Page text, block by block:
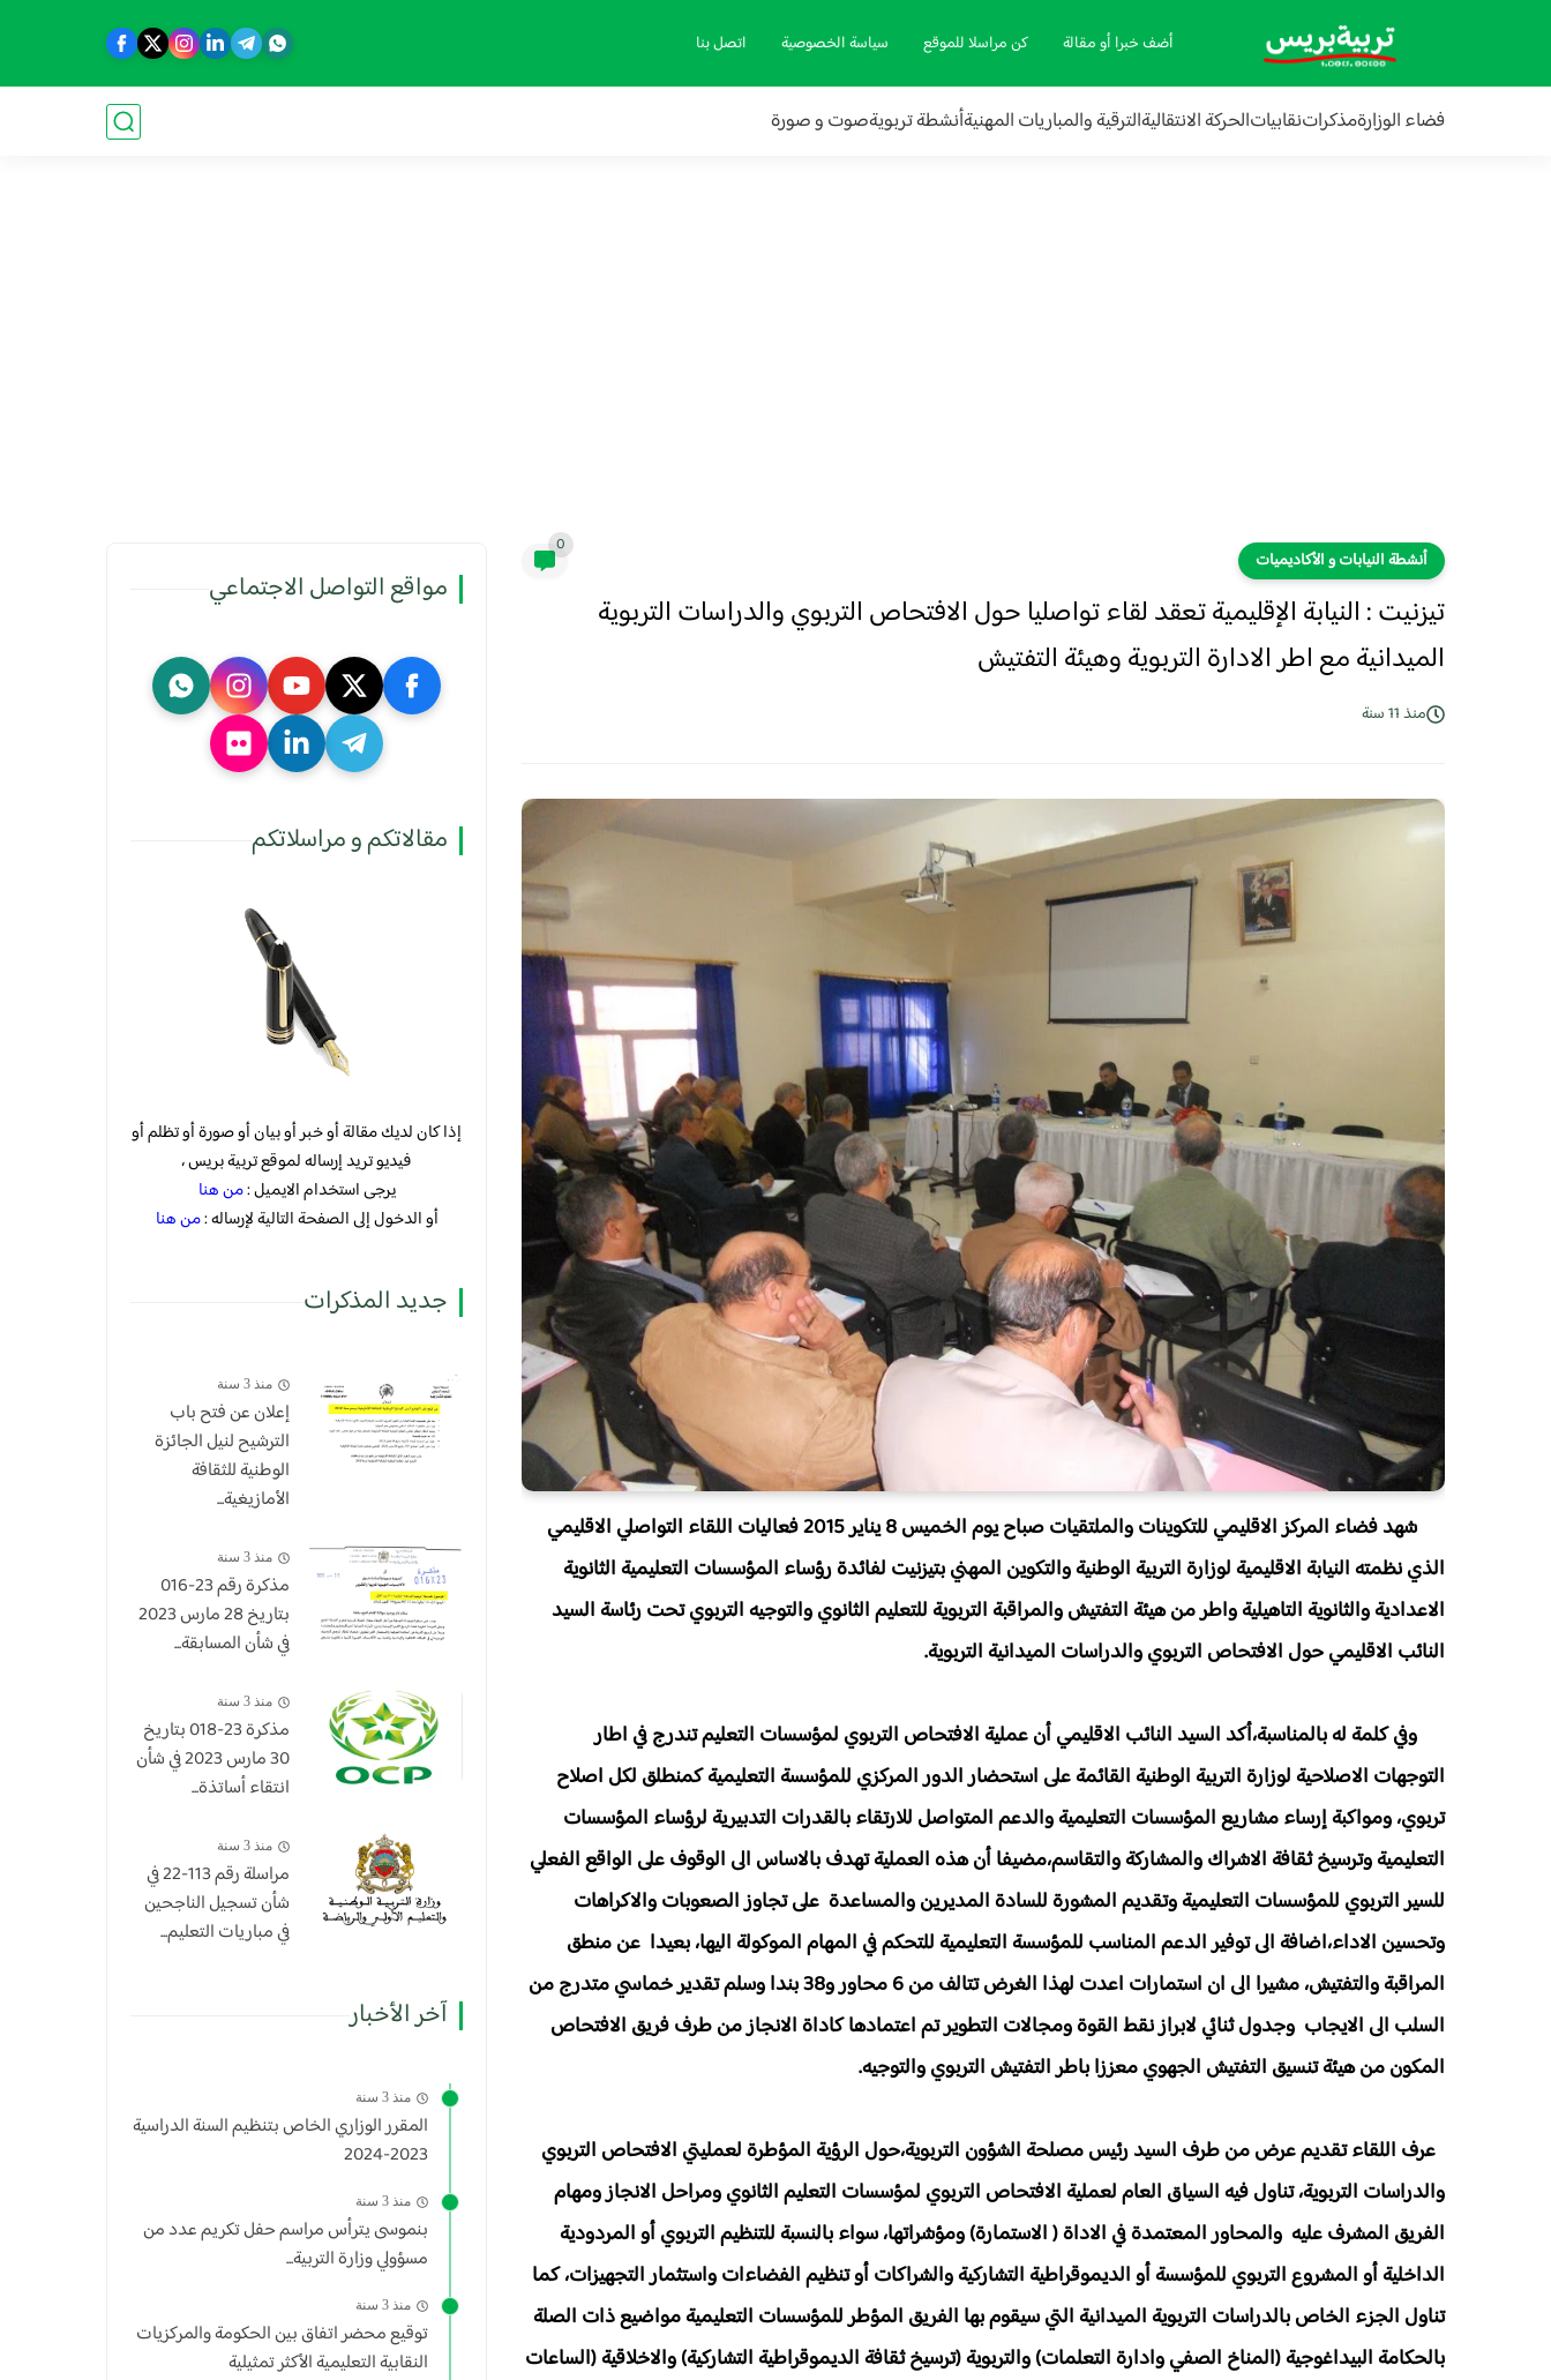
أضف خبرا أو مقالة كن مراسلا للموقع سياسة الخصوصية اتصل بنا
فضاء الوزارةمذكراتنقابياتالحركة الانتقاليةالترقية والمباريات المهنيةأنشطة تربويةصوت و صورة
أنشطة النيابات و الأكاديميات
0
تيزنيت : النيابة الإقليمية تعقد لقاء تواصليا حول الافتحاص التربوي والدراسات التربوية
الميدانية مع اطر الادارة التربوية وهيئة التفتيش
منذ 11 سنة
شهد فضاء المركز الاقليمي للتكوينات والملتقيات صباح يوم الخميس 8 يناير 2015 فعاليات اللقاء التواصلي الاقليمي
الذي نظمته النيابة الاقليمية لوزارة التربية الوطنية والتكوين المهني بتيزنيت لفائدة رؤساء المؤسسات التعليمية الثانوية
الاعدادية والثانوية التاهيلية واطر من هيئة التفتيش والمراقبة التربوية للتعليم الثانوي والتوجيه التربوي تحت رئاسة السيد
النائب الاقليمي حول الافتحاص التربوي والدراسات الميدانية التربوية.
وفي كلمة له بالمناسبة،أكد السيد النائب الاقليمي أن عملية الافتحاص التربوي لمؤسسات التعليم تندرج في اطار
التوجهات الاصلاحية لوزارة التربية الوطنية القائمة على استحضار الدور المركزي للمؤسسة التعليمية كمنطلق لكل اصلاح
تربوي، ومواكبة إرساء مشاريع المؤسسات التعليمية والدعم المتواصل للارتقاء بالقدرات التدبيرية لرؤساء المؤسسات
التعليمية وترسيخ ثقافة الاشراك والمشاركة والتقاسم،مضيفا أن هذه العملية تهدف بالاساس الى الوقوف على الواقع الفعلي
للسير التربوي للمؤسسات التعليمية وتقديم المشورة للسادة المديرين والمساعدة على تجاوز الصعوبات والاكراهات
وتحسين الاداء،اضافة الى توفير الدعم المناسب للمؤسسة التعليمية للتحكم في المهام الموكولة اليها، بعيدا عن منطق
المراقبة والتفتيش، مشيرا الى ان استمارات اعدت لهذا الغرض تتالف من 6 محاور و38 بندا وسلم تقدير خماسي متدرج من
السلب الى الايجاب وجدول ثنائي لابراز نقط القوة ومجالات التطوير تم اعتمادها كاداة الانجاز من طرف فريق الافتحاص
المكون من هيئة تنسيق التفتيش الجهوي معززا باطر التفتيش التربوي والتوجيه.
عرف اللقاء تقديم عرض من طرف السيد رئيس مصلحة الشؤون التربوية،حول الرؤية المؤطرة لعمليتي الافتحاص التربوي
والدراسات التربوية، تناول فيه السياق العام لعملية الافتحاص التربوي لمؤسسات التعليم الثانوي ومراحل الانجاز ومهام
الفريق المشرف عليه والمحاور المعتمدة في الاداة ( الاستمارة) ومؤشراتها، سواء بالنسبة للتنظيم التربوي أو المردودية
الداخلية أو المشروع التربوي للمؤسسة أو الديموقراطية التشاركية والشراكات أو تنظيم الفضاءات واستثمار التجهيزات، كما
تناول الجزء الخاص بالدراسات التربوية الميدانية التي سيقوم بها الفريق المؤطر للمؤسسات التعليمية مواضيع ذات الصلة
بالحكامة البيداغوجية (المناخ الصفي وادارة التعلمات) والتربوية (ترسيخ ثقافة الديموقراطية التشاركية) والاخلاقية (الساعات
مواقع التواصل الاجتماعي
مقالاتكم و مراسلاتكم
إذا كان لديك مقالة أو خبر أو بيان أو صورة أو تظلم أو
فيديو تريد إرساله لموقع تربية بريس ،
يرجى استخدام الايميل :من هنا
أو الدخول إلى الصفحة التالية لإرساله :من هنا
جديد المذكرات
منذ 3 سنة
إعلان عن فتح باب
الترشيح لنيل الجائزة
الوطنية للثقافة
الأمازيغية...
منذ 3 سنة
مذكرة رقم 23-016
بتاريخ 28 مارس 2023
في شأن المسابقة...
منذ 3 سنة
​مذكرة 23-018 بتاريخ
30 مارس 2023 في شأن
انتقاء أساتذة...
منذ 3 سنة
مراسلة رقم 113-22 في
شأن تسجيل الناجحين
في مباريات التعليم...
آخر الأخبار
منذ 3 سنة
المقرر الوزاري الخاص بتنظيم السنة الدراسية
2023-2024
منذ 3 سنة
بنموسى يترأس مراسم حفل تكريم عدد من
مسؤولي وزارة التربية...
منذ 3 سنة
توقيع محضر اتفاق بين الحكومة والمركزيات
النقابية التعليمية الأكثر تمثيلية